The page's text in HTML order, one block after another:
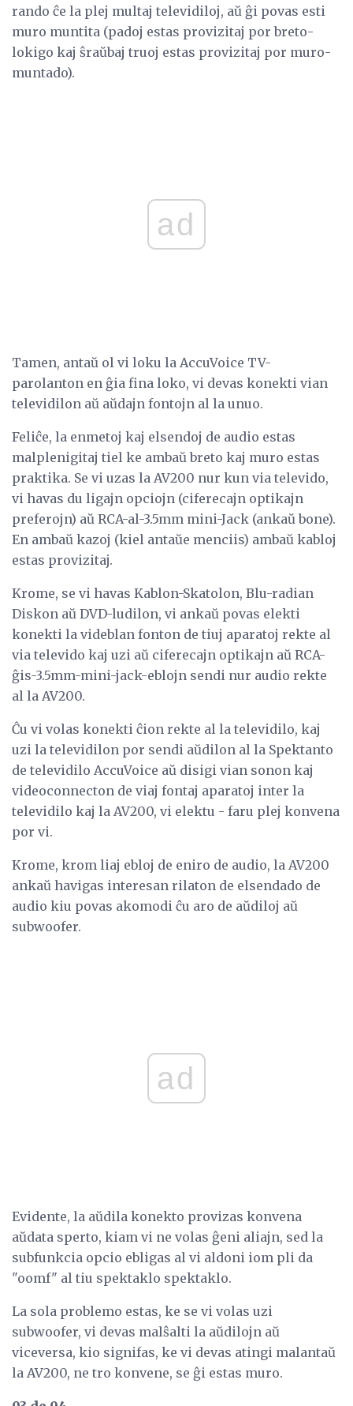
rando ĉe la plej multaj televidiloj, aŭ ĝi povas esti
muro muntita (padoj estas provizitaj por breto-
lokigo kaj ŝraŭbaj truoj estas provizitaj por muro-
muntado).
ad
Tamen, antaŭ ol vi loku la AccuVoice TV-
parolanton en ĝia fina loko, vi devas konekti vian
televidilon aŭ aŭdajn fontojn al la unuo.
Feliĉe, la enmetoj kaj elsendoj de audio estas
malplenigitaj tiel ke ambaŭ breto kaj muro estas
praktika. Se vi uzas la AV200 nur kun via televido,
vi havas du ligajn opciojn (ciferecajn optikajn
preferojn) aŭ RCA-al-3.5mm mini-Jack (ankaŭ bone).
En ambaŭ kazoj (kiel antaŭe menciis) ambaŭ kabloj
estas provizitaj.
Krome, se vi havas Kablon-Skatolon, Blu-radian
Diskon aŭ DVD-ludilon, vi ankaŭ povas elekti
konekti la videblan fonton de tiuj aparatoj rekte al
via televido kaj uzi aŭ ciferecajn optikajn aŭ RCA-
ĝis-3.5mm-mini-jack-eblojn sendi nur audio rekte
al la AV200.
Ĉu vi volas konekti ĉion rekte al la televidilo, kaj
uzi la televidilon por sendi aŭdilon al la Spektanto
de televidilo AccuVoice aŭ disigi vian sonon kaj
videoconnecton de viaj fontaj aparatoj inter la
televidilo kaj la AV200, vi elektu - faru plej konvena
por vi.
Krome, krom liaj ebloj de eniro de audio, la AV200
ankaŭ havigas interesan rilaton de elsendado de
audio kiu povas akomodi ĉu aro de aŭdiloj aŭ
subwoofer.
ad
Evidente, la aŭdila konekto provizas konvena
aŭdata sperto, kiam vi ne volas ĝeni aliajn, sed la
subfunkcia opcio ebligas al vi aldoni iom pli da
"oomf" al tiu spektaklo spektaklo.
La sola problemo estas, ke se vi volas uzi
subwoofer, vi devas malŝalti la aŭdilojn aŭ
viceversa, kio signifas, ke vi devas atingi malantaŭ
la AV200, ne tro konvene, se ĝi estas muro.